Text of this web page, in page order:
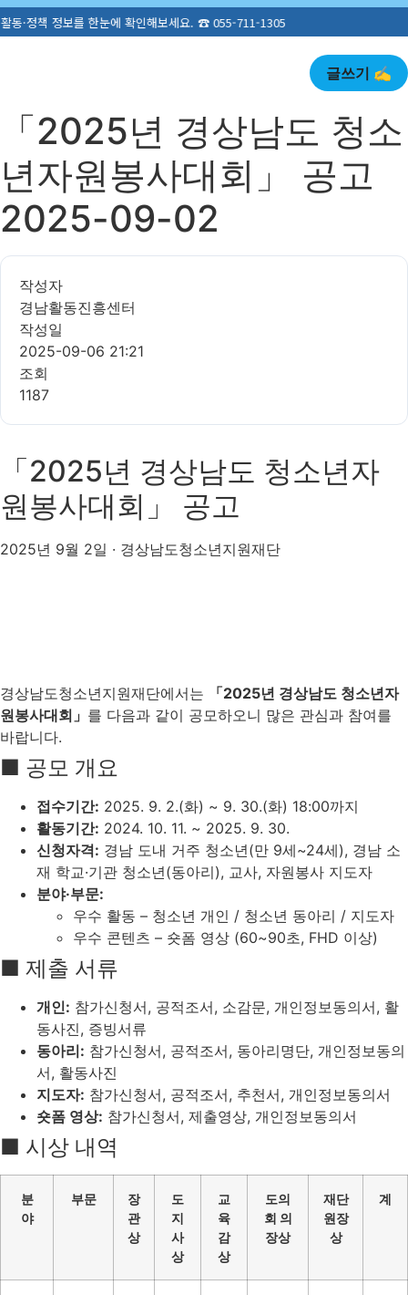
세요. ☎ 055-711-1305
글쓰기 ✍️
「2025년 경상남도 청소
년자원봉사대회」 공고
2025-09-02
작성자
경남활동진흥센터
작성일
2025-09-06 21:21
조회
1187
「2025년 경상남도 청소년자
원봉사대회」 공고
2025년 9월 2일 · 경상남도청소년지원재단
경상남도청소년지원재단에서는
「2025년 경상남도 청소년자
원봉사대회」 를 다음과 같이 공모하오니 많은 관심과 참여를
바랍니다.
■ 공모 개요
접수기간: 2025. 9. 2.(화) ~ 9. 30.(화) 18:00까지
활동기간: 2024. 10. 11. ~ 2025. 9. 30.
신청자격: 경남 도내 거주 청소년(만 9세~24세), 경남 소
재 학교·기관 청소년(동아리), 교사, 자원봉사 지도자
분야·부문:
우수 활동 – 청소년 개인 / 청소년 동아리 / 지도자
우수 콘텐츠 – 숏폼 영상 (60~90초, FHD 이상)
■ 제출 서류
개인: 참가신청서, 공적조서, 소감문, 개인정보동의서, 활
동사진, 증빙서류
동아리: 참가신청서, 공적조서, 동아리명단, 개인정보동의
서, 활동사진
지도자: 참가신청서, 공적조서, 추천서, 개인정보동의서
숏폼 영상: 참가신청서, 제출영상, 개인정보동의서
■ 시상 내역
분
야
부문
장
관
상
도
지
사
상
교
육
감
상
도의
회 의
장상
재단
원장
상
계